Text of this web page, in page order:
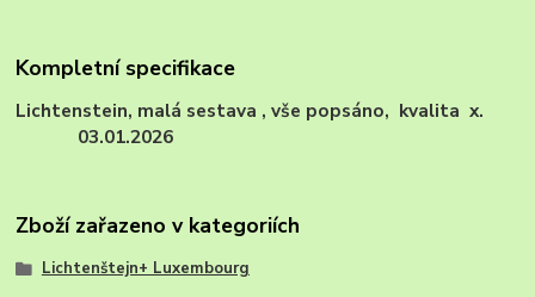
Kompletní specifikace
Lichtenstein, malá sestava , vše popsáno, kvalita x.
03.01.2026
Zboží zařazeno v kategoriích
Lichtenštejn+ Luxembourg